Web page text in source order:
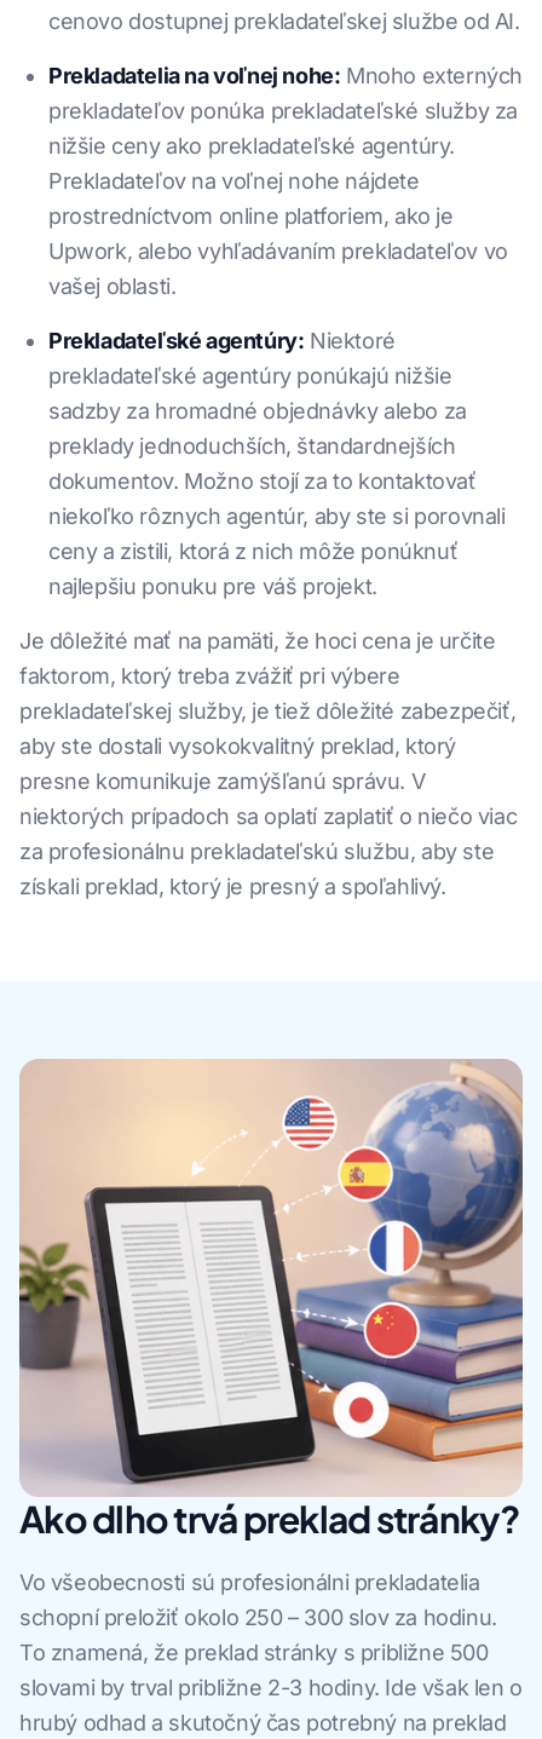
cenovo dostupnej prekladateľskej službe od AI.
Prekladatelia na voľnej nohe: Mnoho externých
prekladateľov ponúka prekladateľské služby za
nižšie ceny ako prekladateľské agentúry.
Prekladateľov na voľnej nohe nájdete
prostredníctvom online platforiem, ako je
Upwork, alebo vyhľadávaním prekladateľov vo
vašej oblasti.
Prekladateľské agentúry: Niektoré
prekladateľské agentúry ponúkajú nižšie
sadzby za hromadné objednávky alebo za
preklady jednoduchších, štandardnejších
dokumentov. Možno stojí za to kontaktovať
niekoľko rôznych agentúr, aby ste si porovnali
ceny a zistili, ktorá z nich môže ponúknuť
najlepšiu ponuku pre váš projekt.
Je dôležité mať na pamäti, že hoci cena je určite
faktorom, ktorý treba zvážiť pri výbere
prekladateľskej služby, je tiež dôležité zabezpečiť,
aby ste dostali vysokokvalitný preklad, ktorý
presne komunikuje zamýšľanú správu. V
niektorých prípadoch sa oplatí zaplatiť o niečo viac
za profesionálnu prekladateľskú službu, aby ste
získali preklad, ktorý je presný a spoľahlivý.
Ako dlho trvá preklad stránky?
Vo všeobecnosti sú profesionálni prekladatelia
schopní preložiť okolo 250 – 300 slov za hodinu.
To znamená, že preklad stránky s približne 500
slovami by trval približne 2-3 hodiny. Ide však len o
hrubý odhad a skutočný čas potrebný na preklad